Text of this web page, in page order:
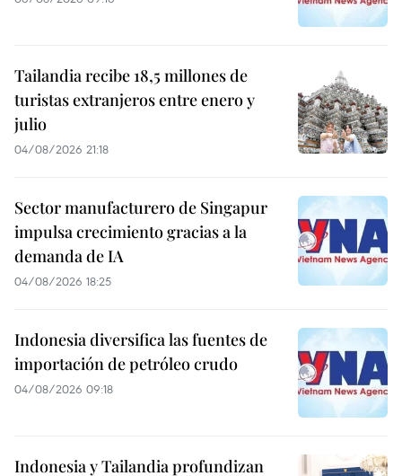
Tailandia recibe 18,5 millones de
turistas extranjeros entre enero y
julio
04/08/2026 21:18
Sector manufacturero de Singapur
impulsa crecimiento gracias a la
demanda de IA
04/08/2026 18:25
Indonesia diversifica las fuentes de
importación de petróleo crudo
04/08/2026 09:18
Indonesia y Tailandia profundizan